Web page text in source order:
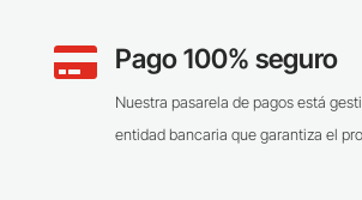
 Pago 100% seguro
Nuestra pasarela de pagos está
entidad bancaria que garantiza el